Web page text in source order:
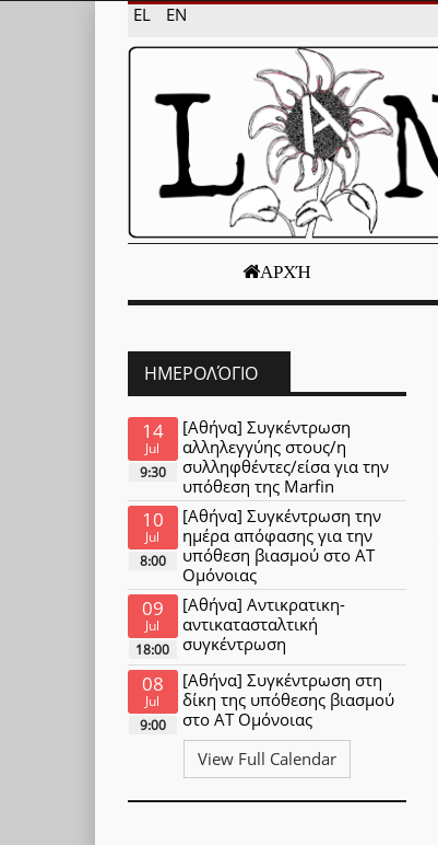
EL EN
ΑΡΧΉ
ΗΜΕΡΟΛΌΓΙΟ
14
Jul
9:30
[Αθήνα] Συγκέντρωση
αλληλεγγύης στους/η
συλληφθέντες/είσα για την
υπόθεση της Marfin
10
Jul
8:00
[Αθήνα] Συγκέντρωση την
ημέρα απόφασης για την
υπόθεση βιασμού στο ΑΤ
Ομόνοιας
09
Jul
18:00
[Αθήνα] Αντικρατικη-
αντικατασταλτική
συγκέντρωση
08
Jul
9:00
[Αθήνα] Συγκέντρωση στη
δίκη της υπόθεσης βιασμού
στο ΑΤ Ομόνοιας
View Full Calendar